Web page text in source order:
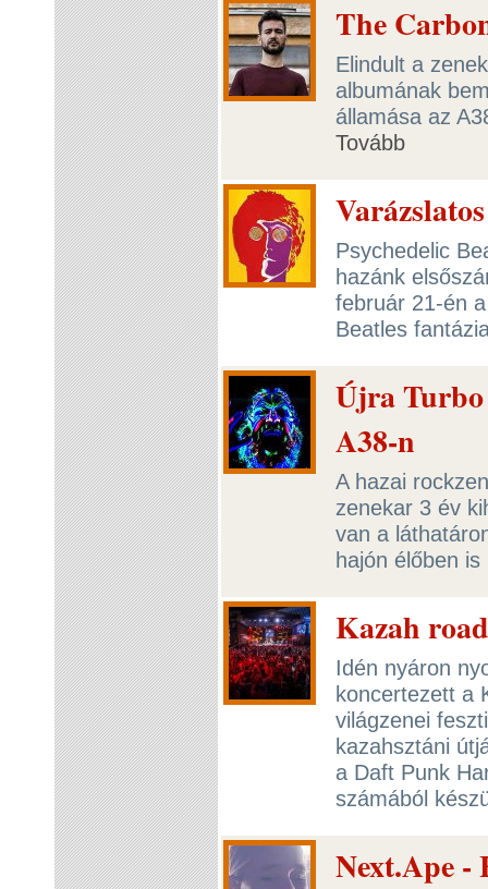
The
Elindult a
albumának
államása az
Tovább
Psychedelic
hazánk
február 21-én
Beatles
Újra Turbo
A38-n
A hazai
zenekar 3 év
van a
hajón élőben
Kazah
Idén nyáron
koncertezett a
világzenei
kazahsztáni
a Daft Punk
számából
Next.Ape -